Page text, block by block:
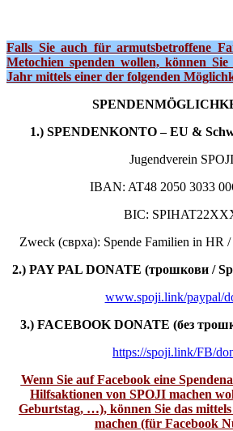
Falls Sie auch für armutsbetroffene
Metochien spenden wollen, können
Jahr mittels einer der folgenden
1.) SPENDENKONTO – EU &
Jugendverein SPOJI
IBAN: AT48 2050 3033
BIC:
Zweck (сврха): Spende Familien in
2.) PAY PAL DONATE (трошкови /
www.spoji.link/paypal/
3.) FACEBOOK DONATE (без
https://spoji.link/FB/
Wenn Sie auf Facebook eine
Hilfsaktionen von SPOJI machen
Geburtstag, …), können Sie das
machen (für Facebook